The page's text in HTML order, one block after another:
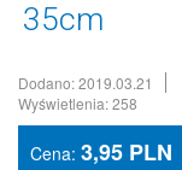
35cm
Dodano: 2019.03.21
Wyświetlenia: 258
Cena: 3,95 PLN